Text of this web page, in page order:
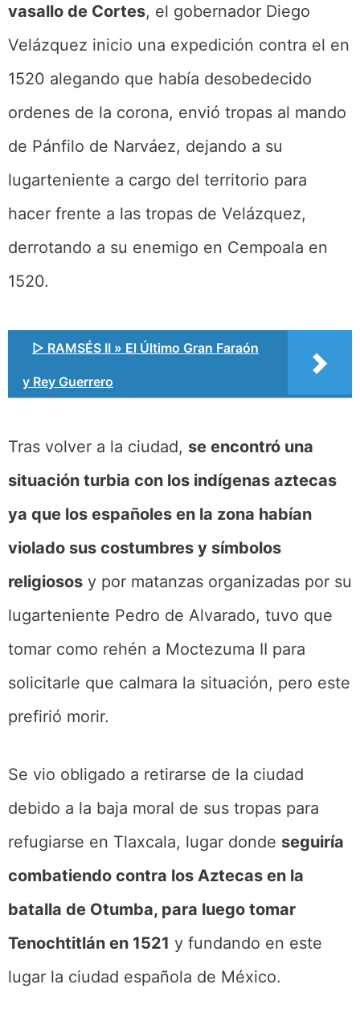
vasallo de Cortes, el gobernador Diego
Velázquez inicio una expedición contra el en
1520 alegando que había desobedecido
ordenes de la corona, envió tropas al mando
de Pánfilo de Narváez, dejando a su
lugarteniente a cargo del territorio para
hacer frente a las tropas de Velázquez,
derrotando a su enemigo en Cempoala en
1520.
▷ RAMSÉS II » El Último Gran Faraón
y Rey Guerrero
Tras volver a la ciudad, se encontró una
situación turbia con los indígenas aztecas
ya que los españoles en la zona habían
violado sus costumbres y símbolos
religiosos y por matanzas organizadas por su
lugarteniente Pedro de Alvarado, tuvo que
tomar como rehén a Moctezuma II para
solicitarle que calmara la situación, pero este
prefirió morir.
Se vio obligado a retirarse de la ciudad
debido a la baja moral de sus tropas para
refugiarse en Tlaxcala, lugar donde seguiría
combatiendo contra los Aztecas en la
batalla de Otumba, para luego tomar
Tenochtitlán en 1521 y fundando en este
lugar la ciudad española de México.